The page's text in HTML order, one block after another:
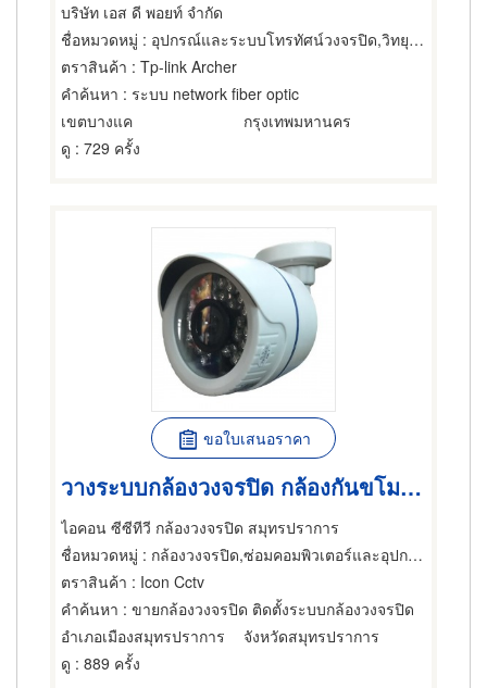
บริษัท เอส ดี พอยท์ จำกัด
ชื่อหมวดหมู่ : อุปกรณ์และระบบโทรทัศน์วงจรปิด,วิทยุสื่อสาร,บริการเรียกและส่งสัญญาณวิทยุ
ตราสินค้า : Tp-link Archer
คำค้นหา : ระบบ network fiber optic
เขตบางแค
กรุงเทพมหานคร
ดู : 729 ครั้ง
ขอใบเสนอราคา
วางระบบกล้องวงจรปิด กล้องกันขโมย ขายกล้องวงจรปิด กันขโมย
ไอคอน ซีซีทีวี กล้องวงจรปิด สมุทรปราการ
ชื่อหมวดหมู่ : กล้องวงจรปิด,ซ่อมคอมพิวเตอร์และอุปกรณ์ต่อพ่วง,ผู้จำหน่ายคอมพิวเตอร์และอุปกรณ์ต่อพ่วง
ตราสินค้า : Icon Cctv
คำค้นหา : ขายกล้องวงจรปิด ติดตั้งระบบกล้องวงจรปิด
อำเภอเมืองสมุทรปราการ
จังหวัดสมุทรปราการ
ดู : 889 ครั้ง